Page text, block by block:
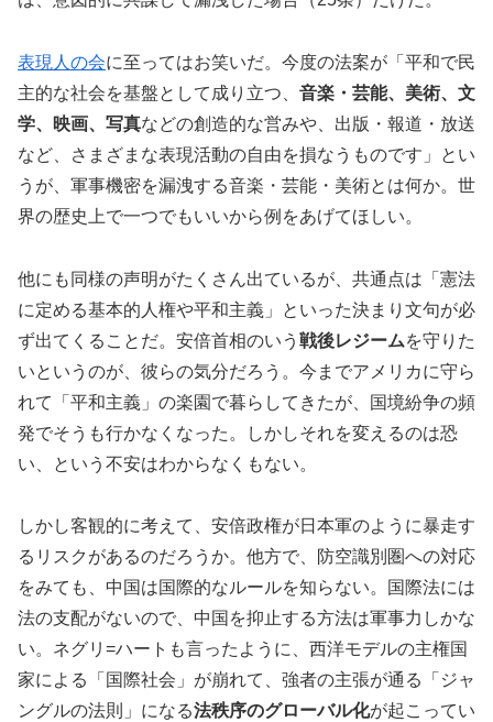
表現人の会に至ってはお笑いだ。今度の法案が「平和で民
主的な社会を基盤として成り立つ、 音楽・芸能、美術、文
学、映画、写真などの創造的な営みや、出版・報道・放送
など、さまざまな表現活動の自由を損なうものです」とい
うが、軍事機密を漏洩する音楽・芸能・美術とは何か。世
界の歴史上で一つでもいいから例をあげてほしい。
他にも同様の声明がたくさん出ているが、共通点は「憲法
に定める基本的人権や平和主義」といった決まり文句が必
ず出てくることだ。安倍首相のいう 戦後レジームを守りた
いというのが、彼らの気分だろう。今までアメリカに守ら
れて「平和主義」の楽園で暮らしてきたが、国境紛争の頻
発でそうも行かなくなった。しかしそれを変えるのは恐
い、という不安はわからなくもない。
しかし客観的に考えて、安倍政権が日本軍のように暴走す
るリスクがあるのだろうか。他方で、防空識別圏への対応
をみても、中国は国際的なルールを知らない。国際法には
法の支配がないので、中国を抑止する方法は軍事力しかな
い。ネグリ=ハートも言ったように、西洋モデルの主権国
家による「国際社会」が崩れて、強者の主張が通る「ジャ
ングルの法則」になる法秩序のグローバル化が起こってい